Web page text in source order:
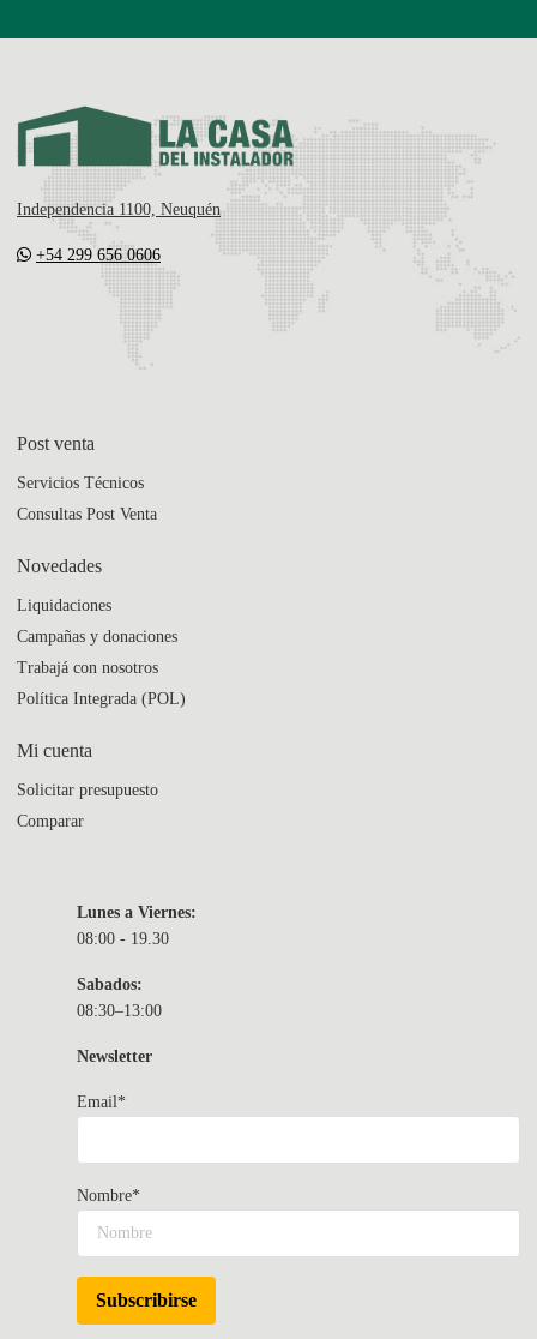
Independencia 1100, Neuquén
+54 299 656 0606
Post venta
Servicios Técnicos
Consultas Post Venta
Novedades
Liquidaciones
Campañas y donaciones
Trabajá con nosotros
Política Integrada (POL)
Mi cuenta
Solicitar presupuesto
Comparar
Lunes a Viernes:
08:00 - 19.30
Sabados:
08:30–13:00
Newsletter
Email*
Nombre*